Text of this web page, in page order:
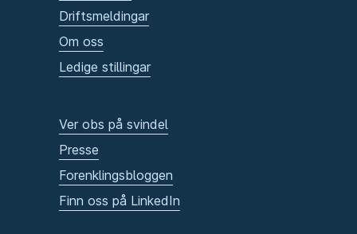
Driftsmeldingar
Om oss
Ledige stillingar
Ver obs på svindel
Presse
Forenklingsbloggen
Finn oss på LinkedIn